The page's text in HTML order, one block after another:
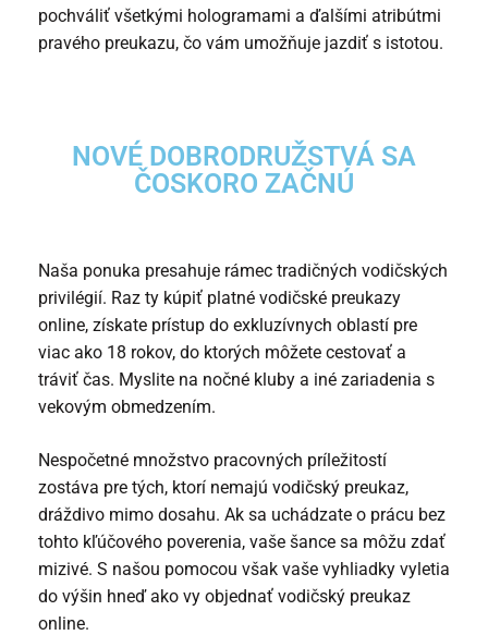
pochváliť všetkými hologramami a ďalšími atribútmi
pravého preukazu, čo vám umožňuje jazdiť s istotou.
NOVÉ DOBRODRUŽSTVÁ SA
ČOSKORO ZAČNÚ
Naša ponuka presahuje rámec tradičných vodičských
privilégií. Raz ty kúpiť platné vodičské preukazy
online, získate prístup do exkluzívnych oblastí pre
viac ako 18 rokov, do ktorých môžete cestovať a
tráviť čas. Myslite na nočné kluby a iné zariadenia s
vekovým obmedzením.
Nespočetné množstvo pracovných príležitostí
zostáva pre tých, ktorí nemajú vodičský preukaz,
dráždivo mimo dosahu. Ak sa uchádzate o prácu bez
tohto kľúčového poverenia, vaše šance sa môžu zdať
mizivé. S našou pomocou však vaše vyhliadky vyletia
do výšin hneď ako vy objednať vodičský preukaz
online.